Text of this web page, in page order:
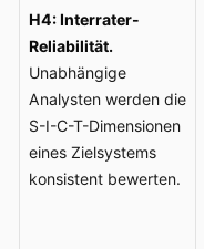
H4: Interrater-
Reliabilität.
Unabhängige
Analysten werden die
S-I-C-T-Dimensionen
eines Zielsystems
konsistent bewerten.